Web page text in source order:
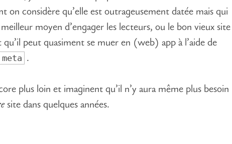
on considère qu’elle est outrageusement datée mais qui
moyen d’engager les lecteurs, ou le bon vieux site
peut quasiment se muer en (web) app à l’aide de
meta .
plus loin et imaginent qu’il n’y aura même plus besoin
site dans quelques années.